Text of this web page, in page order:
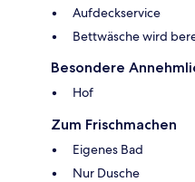
Aufdeckservice
Bettwäsche wird
Besondere
Hof
Zum Frischmachen
Eigenes Bad
Nur Dusche